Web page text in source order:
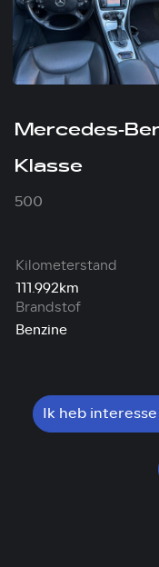
Mercedes-
Klasse
500
Kilometerstand
111.992km
Brandstof
Benzine
Ik heb interesse